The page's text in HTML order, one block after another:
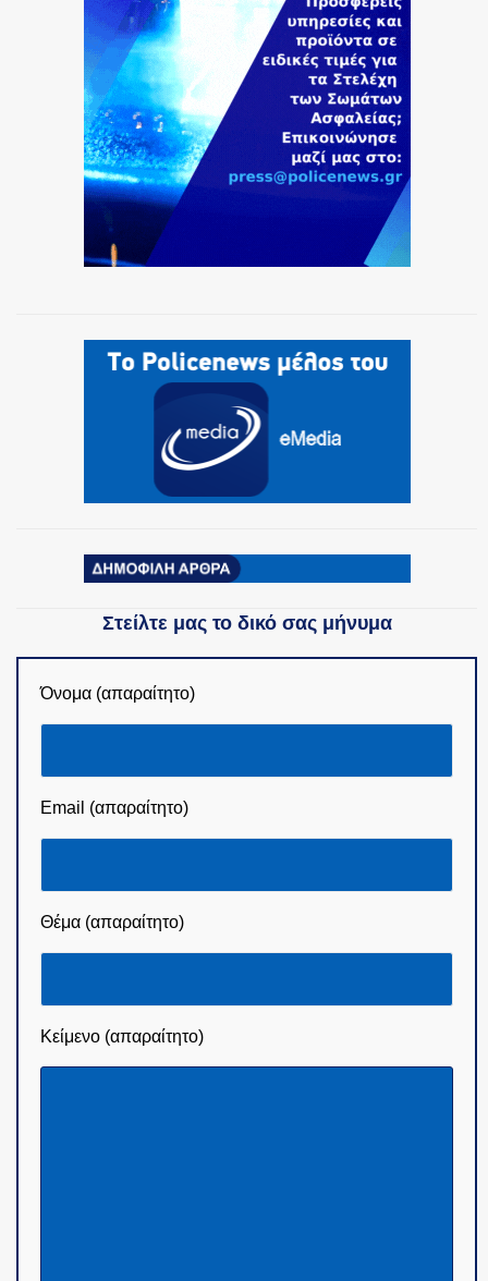
Στείλτε μας το δικό σας μήνυμα
Όνομα (απαραίτητο)
Email (απαραίτητο)
Θέμα (απαραίτητο)
Κείμενο (απαραίτητο)